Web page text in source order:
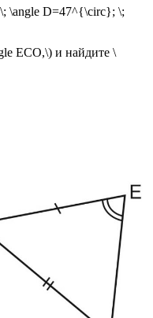
\angle D=47^{\circ}; \;
ECO,\) и найдите \